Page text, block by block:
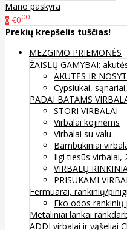
Mano paskyra
0 €000
Prekių krepšelis tuščias!
MEZGIMO PRIEMONĖS
ŽAISLŲ GAMYBAI:
AKUTĖS IR
Cypsiukai,
PADAI BATAMS
STORI VIRBALAI
Virbalai kojinėms
Virbalai su valu
Bambukiniai
Ilgi tiesūs virbalai,
VIRBALŲ
PRISUKAMI
Fermuarai, rankinių/
Eko odos
Metaliniai lankai
ADDI virbalai ir vąšeliai